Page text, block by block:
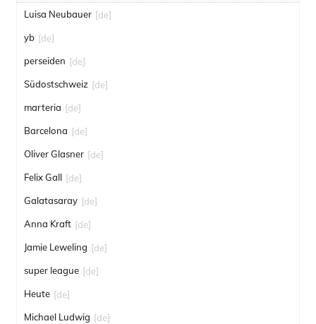
Luisa Neubauer [de]
yb [de]
perseiden [de]
Südostschweiz [de]
marteria [de]
Barcelona [de]
Oliver Glasner [de]
Felix Gall [de]
Galatasaray [de]
Anna Kraft [de]
Jamie Leweling [de]
super league [de]
Heute [de]
Michael Ludwig [de]